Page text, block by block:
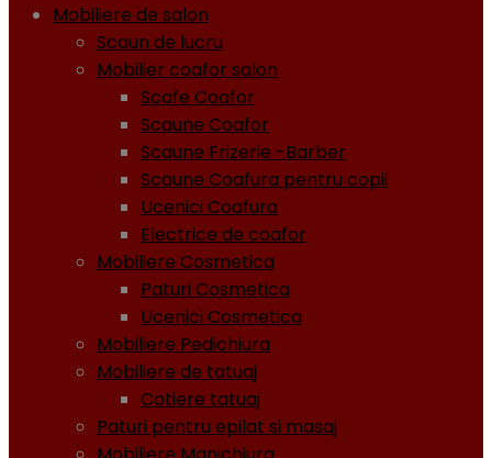
Mobiliere de salon
Scaun de lucru
Mobilier coafor salon
Scafe Coafor
Scaune Coafor
Scaune Frizerie -Barber
Scaune Coafura pentru copii
Ucenici Coafura
Electrice de coafor
Mobiliere Cosmetica
Paturi Cosmetica
Ucenici Cosmetica
Mobiliere Pedichiura
Mobiliere de tatuaj
Cotiere tatuaj
Paturi pentru epilat si masaj